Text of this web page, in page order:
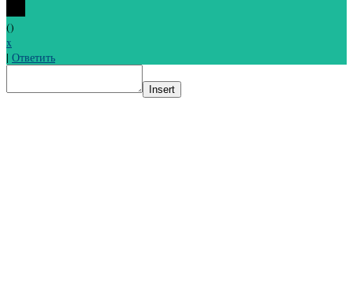
()
x
| Ответить
Insert